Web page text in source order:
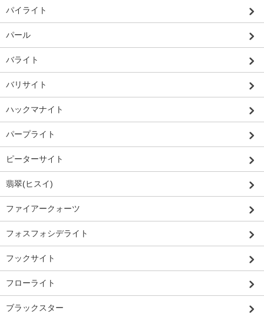
パイライト
パール
バライト
バリサイト
ハックマナイト
パープライト
ピーターサイト
翡翠(ヒスイ)
ファイアークォーツ
フォスフォシデライト
フックサイト
フローライト
ブラックスター